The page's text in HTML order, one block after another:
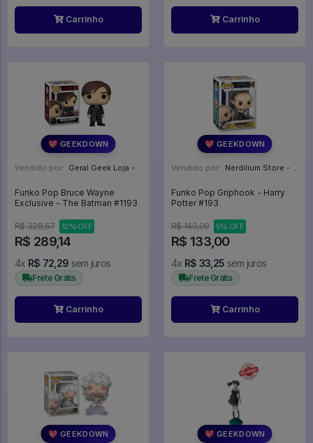
Carrinho Carrinho
💖 GEEKDOWN
Vendido por: Geral Geek Loja - SP
Funko Pop Bruce Wayne
Exclusive - The Batman #1193
R$ 328,57 12% OFF
R$ 289,14
4x R$ 72,29 sem juros
Frete Grátis
Carrinho
💖 GEEKDOWN
Vendido por: Nerdilium Store - SP
Funko Pop Griphook - Harry
Potter #193
R$ 140,00 5% OFF
R$ 133,00
4x R$ 33,25 sem juros
Frete Grátis
Carrinho
💖 GEEKDOWN 💖 GEEKDOWN